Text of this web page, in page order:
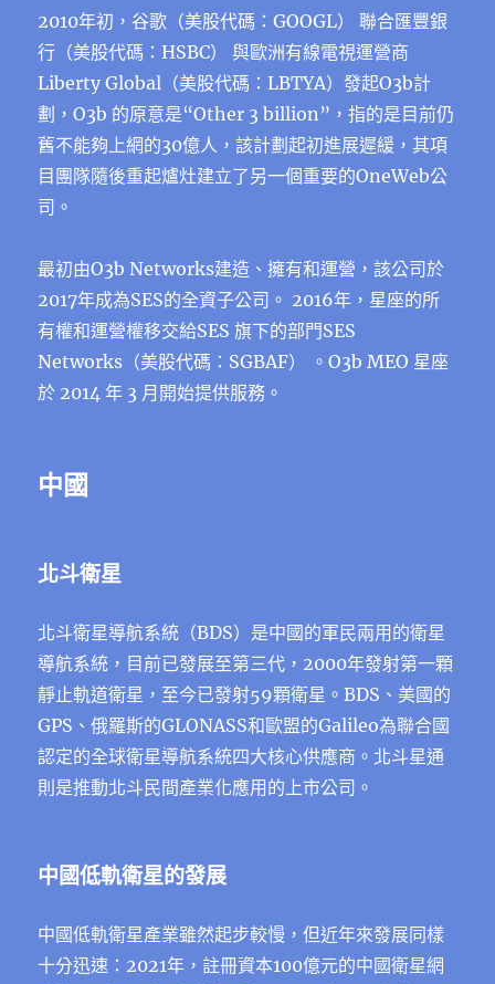
2010年初，谷歌（美股代碼：GOOGL） 聯合匯豐銀
行（美股代碼：HSBC） 與歐洲有線電視運營商
Liberty Global（美股代碼：LBTYA）發起O3b計
劃，O3b 的原意是“Other 3 billion”，指的是目前仍
舊不能夠上網的30億人，該計劃起初進展遲緩，其項
目團隊隨後重起爐灶建立了另一個重要的OneWeb公
司。
最初由O3b Networks建造、擁有和運營，該公司於
2017年成為SES的全資子公司。 2016年，星座的所
有權和運營權移交給SES 旗下的部門SES
Networks（美股代碼：SGBAF） 。O3b MEO 星座
於 2014 年 3 月開始提供服務。
中國
北斗衛星
北斗衛星導航系統（BDS）是中國的軍民兩用的衛星
導航系統，目前已發展至第三代，2000年發射第一顆
靜止軌道衛星，至今已發射59顆衛星。BDS、美國的
GPS、俄羅斯的GLONASS和歐盟的Galileo為聯合國
認定的全球衛星導航系統四大核心供應商。北斗星通
則是推動北斗民間產業化應用的上市公司。
中國低軌衛星的發展
中國低軌衛星產業雖然起步較慢，但近年來發展同樣
十分迅速：2021年，註冊資本100億元的中國衛星網